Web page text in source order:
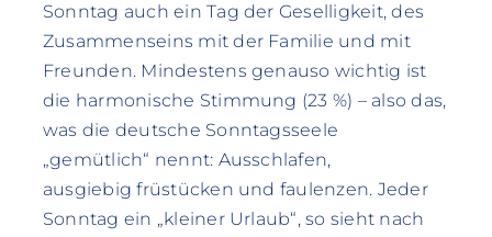
Sonntag auch ein Tag der Geselligkeit, des
Zusammenseins mit der Familie und mit
Freunden. Mindestens genauso wichtig ist
die harmonische Stimmung (23 %) – also das,
was die deutsche Sonntagsseele
„gemütlich“ nennt: Ausschlafen,
ausgiebig früstücken und faulenzen. Jeder
Sonntag ein „kleiner Urlaub“, so sieht nach